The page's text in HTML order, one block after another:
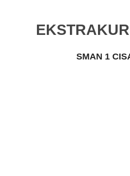
SMAN 1